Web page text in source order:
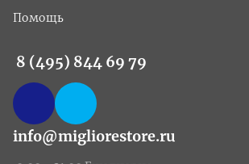
Помощь
8 (495) 844 69 79
info@migliorestore.ru